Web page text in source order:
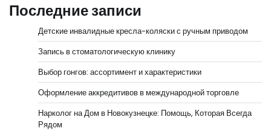
Последние записи
Детские инвалидные кресла-коляски с ручным приводом
Запись в стоматологическую клинику
Выбор гонгов: ассортимент и характеристики
Оформление аккредитивов в международной торговле
Нарколог на Дом в Новокузнецке: Помощь, Которая Всегда
Рядом